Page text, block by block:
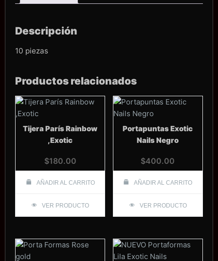
Descripción
10 piezas
Productos relacionados
Tijera París Rainbow
,Exotic
$180.00
AÑADIR AL CARRITO
VER PRODUCTO
Portapuntas Exotic
Nails Negro
$400.00
AÑADIR AL CARRITO
VER PRODUCTO